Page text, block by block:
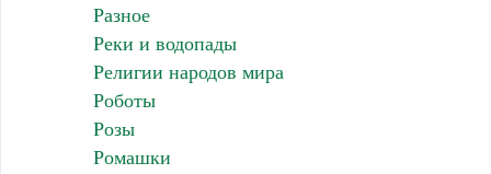
Разное
Реки и водопады
Религии народов мира
Роботы
Розы
Ромашки